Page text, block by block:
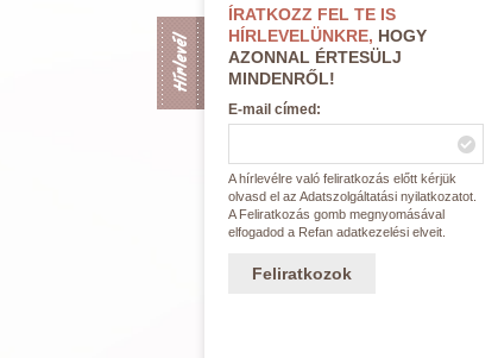
Hírlevél
ÍRATKOZZ FEL TE IS
HÍRLEVELÜNKRE, HOGY
AZONNAL ÉRTESÜLJ
MINDENRŐL!
E-mail címed:
A hírlevélre való feliratkozás előtt kérjük
olvasd el az Adatszolgáltatási nyilatkozatot.
A Feliratkozás gomb megnyomásával
elfogadod a Refan adatkezelési elveit.
Feliratkozok